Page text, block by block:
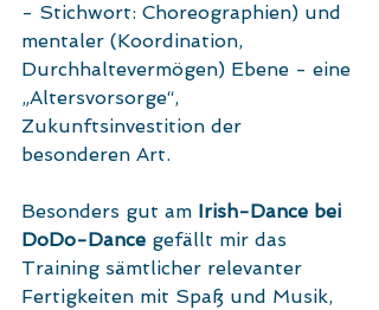
- Stichwort: Choreographien) und
mentaler (Koordination,
Durchhaltevermögen) Ebene - eine
„Altersvorsorge“,
Zukunftsinvestition der
besonderen Art.
Besonders gut am Irish-Dance bei
DoDo-Dance gefällt mir das
Training sämtlicher relevanter
Fertigkeiten mit Spaß und Musik,